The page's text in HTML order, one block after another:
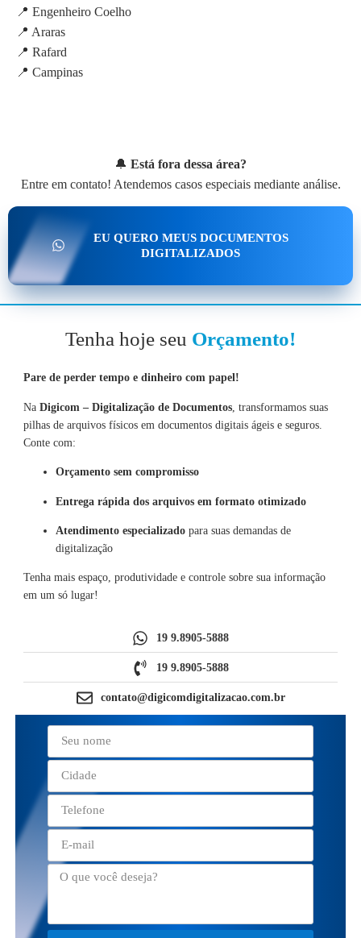
📍 Engenheiro Coelho
📍 Araras
📍 Rafard
📍 Campinas
🔔 Está fora dessa área?
Entre em contato! Atendemos casos especiais mediante análise.
EU QUERO MEUS DOCUMENTOS
DIGITALIZADOS
Tenha hoje seu Orçamento!
Pare de perder tempo e dinheiro com papel!
Na Digicom – Digitalização de Documentos, transformamos suas
pilhas de arquivos físicos em documentos digitais ágeis e seguros.
Conte com:
Orçamento sem compromisso
Entrega rápida dos arquivos em formato otimizado
Atendimento especializadopara suas demandas de
digitalização
Tenha mais espaço, produtividade e controle sobre sua informação
em um só lugar!
19 9.8905-5888
19 9.8905-5888
contato@digicomdigitalizacao.com.br